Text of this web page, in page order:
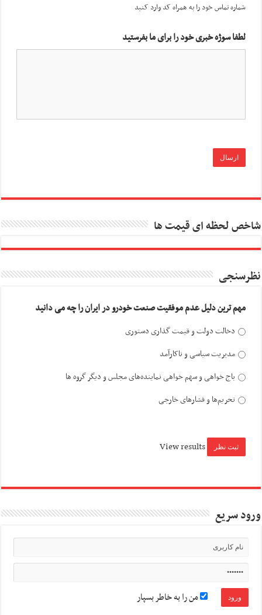
شماره تماس خود را به همراه کد وارد کنید
لطفا سوژه خبری خود را برای ما بفرستید
شاخص لحظه ای قیمت ها
نظرسنجی
مهم ترین دلیل عدم موفقیت صنعت خودرو در ایران را چه می دانید
دخالت دولت و قیمت گذاری دستوری
مدیریت سیاسی و ناکارآمد
باج خواهی و سهم خواهی نماینده‌های مجلس و دیگر گروه ها
تحریم‌ها و فشارهای خارجی
View results
ورود سریع
من را به خاطر بسپار